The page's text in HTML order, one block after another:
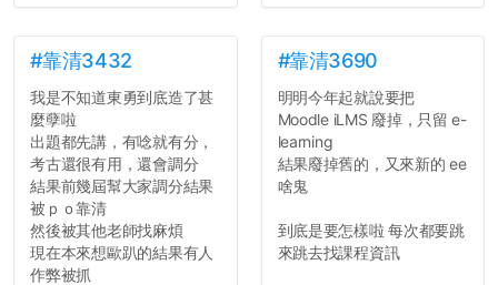
績無法體現你們的努力，但
往後你們正直的態度一定會
讓你們在社會上適應得更
好。最後，那些作弊的同
學，你們要瞭解到作弊對你
們而言是沒有任何好處的，
大學是你們唯一可以勇敢認
錯但不需要付出太大代價的
地方，你們在這時候如果不
會學會...
#靠清3432
我是不知道東勇到底造了甚
麼孽啦
出題都先講，有唸就有分，
考古還很有用，還會調分
結果前幾屆幫大家調分結果
被ｐｏ靠清
然後被其他老師找麻煩
現在本來想歐趴的結果有人
作弊被抓
#靠清3690
明明今年起就說要把
Moodle iLMS 廢掉，只留 e-
learning
結果廢掉舊的，又來新的 ee
啥鬼
到底是要怎樣啦 每次都要跳
來跳去找課程資訊